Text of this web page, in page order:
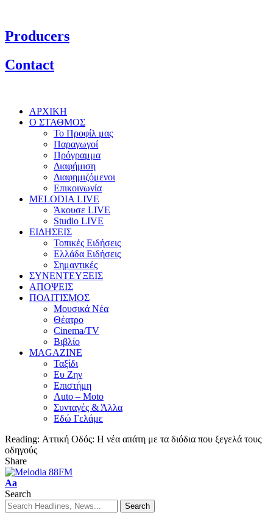
Producers
Contact
ΑΡΧΙΚΗ
Ο ΣΤΑΘΜΟΣ
Το Προφίλ μας
Παραγωγοί
Πρόγραμμα
Διαφήμιση
Διαφημιζόμενοι
Επικοινωνία
MELODIA LIVE
Άκουσε LIVE
Studio LIVE
ΕΙΔΗΣΕΙΣ
Τοπικές Ειδήσεις
Ελλάδα Ειδήσεις
Σημαντικές
ΣΥΝΕΝΤΕΥΞΕΙΣ
ΑΠΟΨΕΙΣ
ΠΟΛΙΤΙΣΜΟΣ
Μουσικά Νέα
Θέατρο
Cinema/TV
Βιβλίο
MAGAZINE
Ταξίδι
Ευ Ζην
Επιστήμη
Auto – Moto
Συνταγές & Άλλα
Εδώ Γελάμε
Reading: Αττική Οδός: Η νέα απάτη με τα διόδια που ξεγελά τους
οδηγούς
Share
Aa
Search